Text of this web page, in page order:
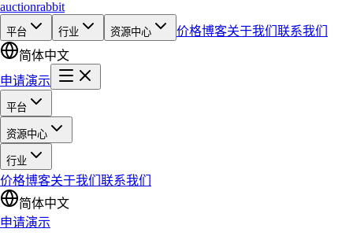
auctionrabbit
平台 行业 资源中心 价格博客关于我们 联系我们
简体中文
申请演示
平台
资源中心
行业
价格博客关于我们 联系我们
简体中文
申请演示